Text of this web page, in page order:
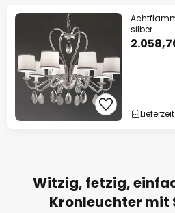
silber
Witzig, fetzig,
Kronleuchter mit